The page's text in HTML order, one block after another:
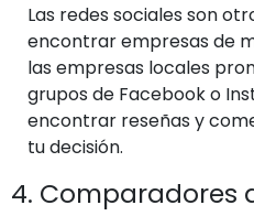
Las redes sociales son
encontrar empresas de
las empresas locales
grupos de Facebook o
encontrar reseñas y
tu decisión.
4. Comparadores